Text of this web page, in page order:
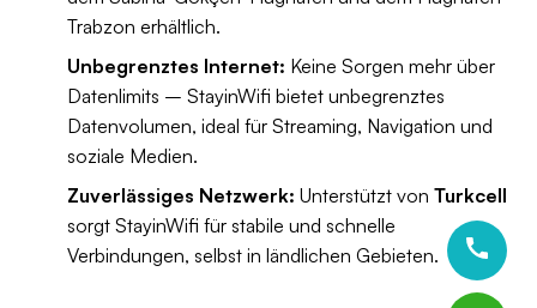
Trabzon erhältlich.
Unbegrenztes Internet: Keine Sorgen mehr über
Datenlimits – StayinWifi bietet unbegrenztes
Datenvolumen, ideal für Streaming, Navigation und
soziale Medien.
Zuverlässiges Netzwerk: Unterstützt von Turkcell
sorgt StayinWifi für stabile und schnelle
Verbindungen, selbst in ländlichen Gebieten.